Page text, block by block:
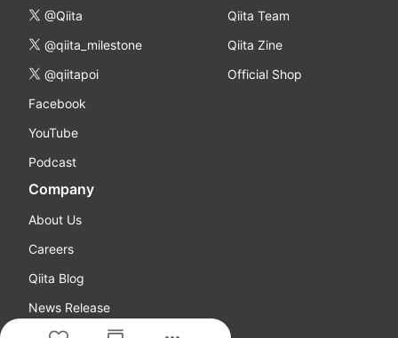
@Qiita
@qiita_milestone
@qiitapoi
Facebook
YouTube
Podcast
Qiita Team
Qiita Zine
Official Shop
Company
About Us
Careers
Qiita Blog
News Release